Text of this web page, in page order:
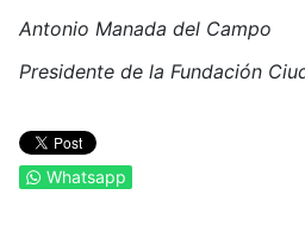
Antonio Manada del Campo
Presidente de la Fundación
Whatsapp